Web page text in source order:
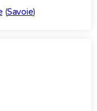
(Savoie)